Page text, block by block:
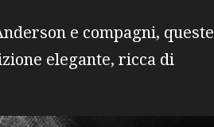
e compagni, queste
elegante, ricca di